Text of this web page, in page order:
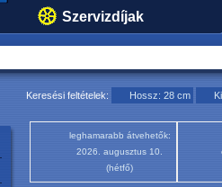
Szervizdíjak
Keresési feltételek: Hossz: 28 cm
leghamarabb átvehetők:
2026. augusztus 10.
(hétfő)